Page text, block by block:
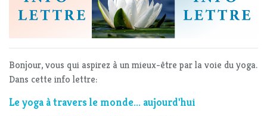
Bonjour, vous qui aspirez à un mieux-être par la voie du yoga.
Dans cette info lettre:
Le yoga à travers le monde... aujourd'hui